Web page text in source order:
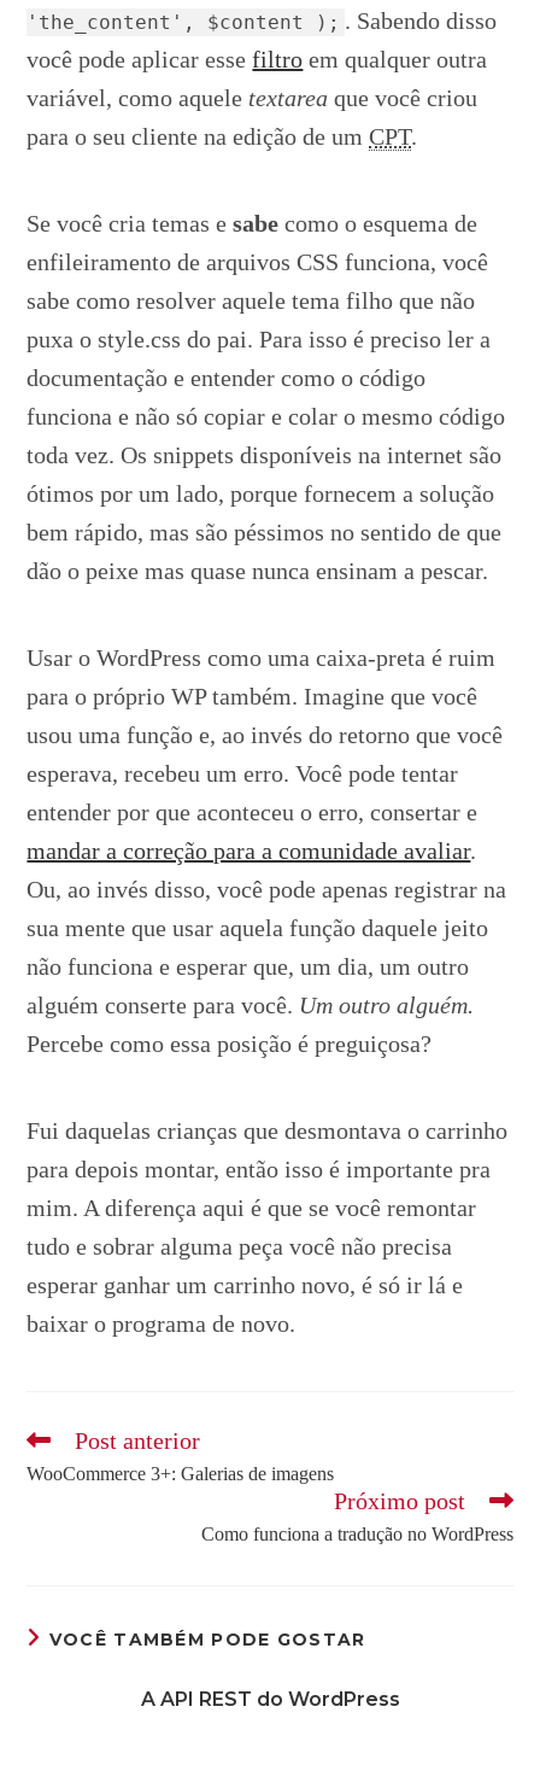
'the_content', $content ); . Sabendo disso
você pode aplicar essefiltro em qualquer outra
variável, como aquele textarea que você criou
para o seu cliente na edição de umCPT.
Se você cria temas esabe como o esquema de
enfileiramento de arquivos CSS funciona, você
sabe como resolver aquele tema filho que não
puxa o style.css do pai. Para isso é preciso ler a
documentação e entender como o código
funciona e não só copiar e colar o mesmo código
toda vez. Os snippets disponíveis na internet são
ótimos por um lado, porque fornecem a solução
bem rápido, mas são péssimos no sentido de que
dão o peixe mas quase nunca ensinam a pescar.
Usar o WordPress como uma caixa-preta é ruim
para o próprio WP também. Imagine que você
usou uma função e, ao invés do retorno que você
esperava, recebeu um erro. Você pode tentar
entender por que aconteceu o erro, consertar e
mandar a correção para a comunidade avaliar.
Ou, ao invés disso, você pode apenas registrar na
sua mente que usar aquela função daquele jeito
não funciona e esperar que, um dia, um outro
alguém conserte para você. Um outro alguém.
Percebe como essa posição é preguiçosa?
Fui daquelas crianças que desmontava o carrinho
para depois montar, então isso é importante pra
mim. A diferença aqui é que se você remontar
tudo e sobrar alguma peça você não precisa
esperar ganhar um carrinho novo, é só ir lá e
baixar o programa de novo.
Leia
artigos
Post anterior
WooCommerce 3+: Galerias de imagens
Próximo post
Como funciona a tradução no WordPress
VOCÊ TAMBÉM PODE GOSTAR
A API REST do WordPress